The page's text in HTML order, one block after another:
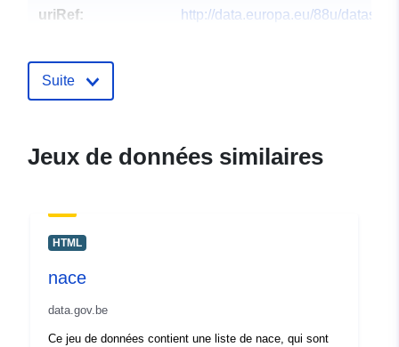
uriRef:
http://data.europa.eu/88u/dataset/
Suite
Jeux de données similaires
HTML
nace
data.gov.be
Ce jeu de données contient une liste de nace, qui sont